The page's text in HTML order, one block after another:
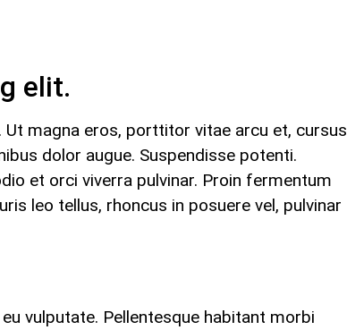
elit.
magna eros, porttitor vitae arcu et, cursus
dolor augue. Suspendisse potenti.
et orci viverra pulvinar. Proin fermentum
leo tellus, rhoncus in posuere vel, pulvinar
vulputate. Pellentesque habitant morbi